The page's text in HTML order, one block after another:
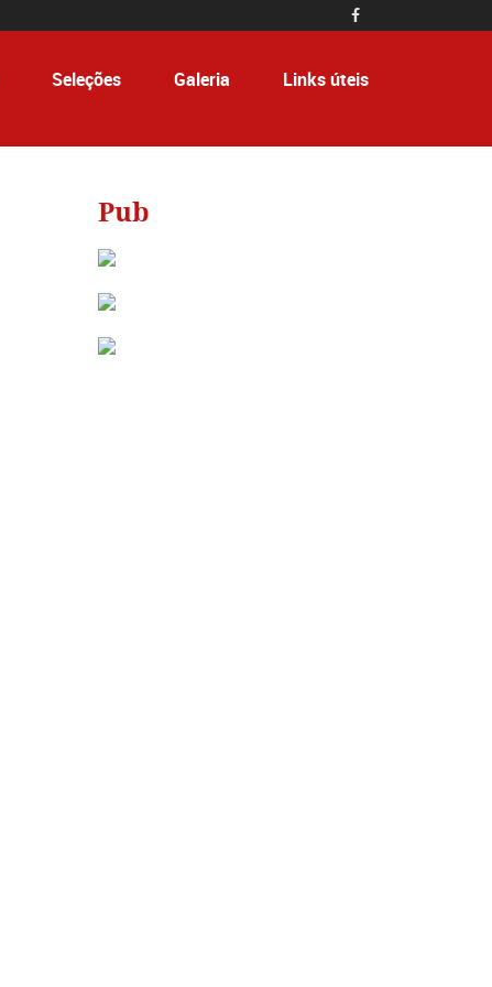

Seleções Galeria Links úteis
Pub